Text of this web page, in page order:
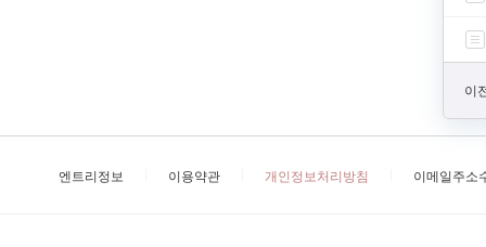
이
엔트리정보 이용약관 개인정보처리방침 이메일주소